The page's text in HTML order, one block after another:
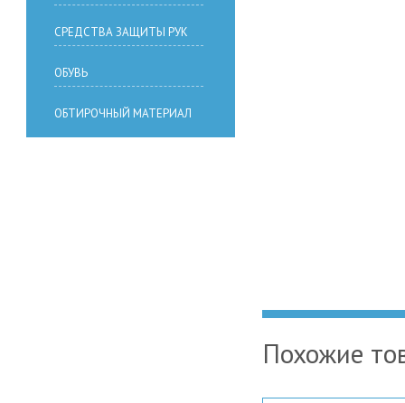
Похожие
СРЕДСТВА ЗАЩИТЫ РУК
ОБУВЬ
ОБТИРОЧНЫЙ МАТЕРИАЛ